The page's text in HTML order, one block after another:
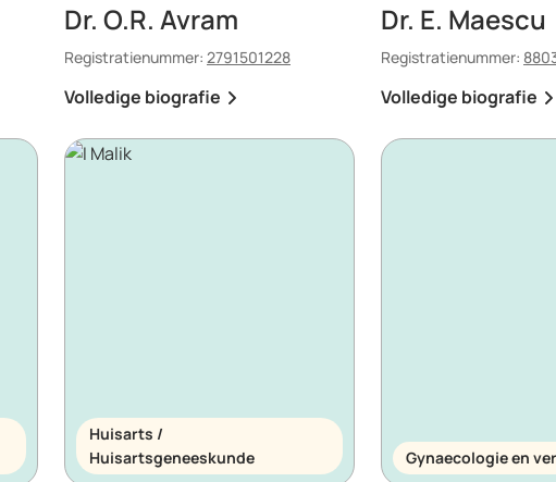
Dr. O.R. Avram
Registratienummer: 2791501228
Volledige biografie
Dr. E. Maescu
Registratienummer:
Volledige biografie
Huisarts /
Huisartsgeneeskunde
Gynaecologie en